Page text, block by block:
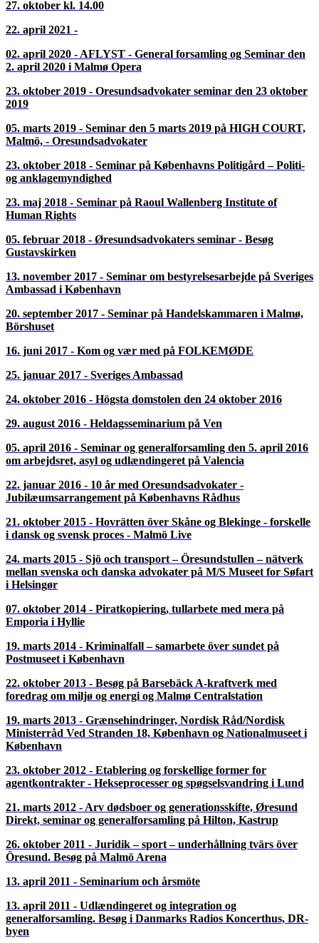
27. oktober kl. 14.00
22. april 2021 -
02. april 2020 - AFLYST - General forsamling og Seminar den
2. april 2020 i Malmø Opera
23. oktober 2019 - Oresundsadvokater seminar den 23 oktober
2019
05. marts 2019 - Seminar den 5 marts 2019 på HIGH COURT,
Malmö, - Oresundsadvokater
23. oktober 2018 - Seminar på Københavns Politigård – Politi-
og anklagemyndighed
23. maj 2018 - Seminar på Raoul Wallenberg Institute of
Human Rights
05. februar 2018 - Øresundsadvokaters seminar - Besøg
Gustavskirken
13. november 2017 - Seminar om bestyrelsesarbejde på Sveriges
Ambassad i København
20. september 2017 - Seminar på Handelskammaren i Malmø,
Börshuset
16. juni 2017 - Kom og vær med på FOLKEMØDE
25. januar 2017 - Sveriges Ambassad
24. oktober 2016 - Högsta domstolen den 24 oktober 2016
29. august 2016 - Heldagsseminarium på Ven
05. april 2016 - Seminar og generalforsamling den 5. april 2016
om arbejdsret, asyl og udlændingeret på Valencia
22. januar 2016 - 10 år med Oresundsadvokater -
Jubilæumsarrangement på Københavns Rådhus
21. oktober 2015 - Hovrätten över Skåne og Blekinge - forskelle
i dansk og svensk proces - Malmö Live
24. marts 2015 - Sjö och transport – Öresundstullen – nätverk
mellan svenska och danska advokater på M/S Museet for Søfart
i Helsingør
07. oktober 2014 - Piratkopiering, tullarbete med mera på
Emporia i Hyllie
19. marts 2014 - Kriminalfall – samarbete över sundet på
Postmuseet i København
22. oktober 2013 - Besøg på Barsebäck A-kraftverk med
foredrag om miljø og energi og Malmø Centralstation
19. marts 2013 - Grænsehindringer, Nordisk Råd/Nordisk
Ministerråd Ved Stranden 18, København og Nationalmuseet i
København
23. oktober 2012 - Etablering og forskellige former for
agentkontrakter - Hekseprocesser og spøgselsvandring i Lund
21. marts 2012 - Arv dødsboer og generationsskifte, Øresund
Direkt, seminar og generalforsamling på Hilton, Kastrup
26. oktober 2011 - Juridik – sport – underhållning tvärs över
Öresund. Besøg på Malmö Arena
13. april 2011 - Seminarium och årsmöte
13. april 2011 - Udlændingeret og integration og
generalforsamling. Besøg i Danmarks Radios Koncerthus, DR-
byen